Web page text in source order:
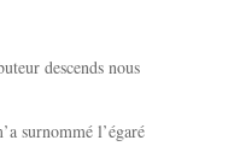
descends nous
surnommé l’égaré